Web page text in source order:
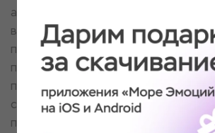
адреналин от скорости, драйва и
вокруг. Они достигнут самой
посетив смотровую площадку
по-настоящему захватывающий вид
природу и увидят вечерние огни.
сафари 60 мин" предлагает
поворотами и подъемами на один из